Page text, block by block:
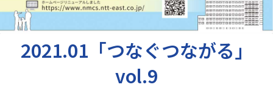
2021.01「つなぐつながる」
vol.9